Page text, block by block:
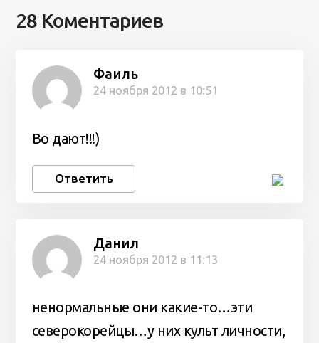
28 Коментариев
Фаиль
24 ноября 2012 в 10:51
Во дают!!!)
Ответить
Данил
24 ноября 2012 в 11:13
ненормальные они какие-то…эти
северокорейцы…у них культ личности,